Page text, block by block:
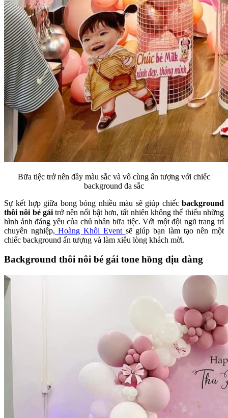
Bữa tiệc trở nên đầy màu sắc và vô cùng ấn tượng với chiếc
background đa sắc
Sự kết hợp giữa bong bóng nhiều màu sẽ giúp chiếc background
thôi nôi bé gái trở nên nổi bật hơn, tất nhiên không thể thiếu những
hình ảnh đáng yêu của chủ nhân bữa tiệc. Với một đội ngũ trang trí
chuyên nghiệp, Hoàng Khôi Event sẽ giúp bạn làm tạo nên một
chiếc background ấn tượng và làm xiêu lòng khách mời.
Background thôi nôi bé gái tone hồng dịu dàng